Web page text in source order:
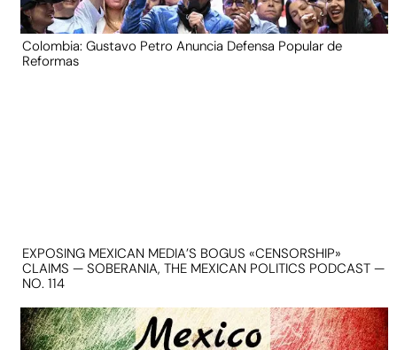
Colombia: Gustavo Petro Anuncia Defensa Popular de
Reformas
EXPOSING MEXICAN MEDIA’S BOGUS «CENSORSHIP»
CLAIMS — SOBERANIA, THE MEXICAN POLITICS PODCAST —
NO. 114